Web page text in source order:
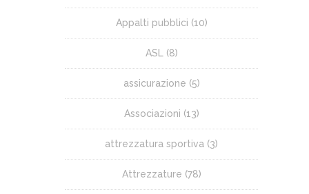
Appalti pubblici (10)
ASL (8)
assicurazione (5)
Associazioni (13)
attrezzatura sportiva (3)
Attrezzature (78)